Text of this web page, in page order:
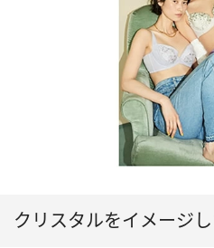
クリスタルをイメージ